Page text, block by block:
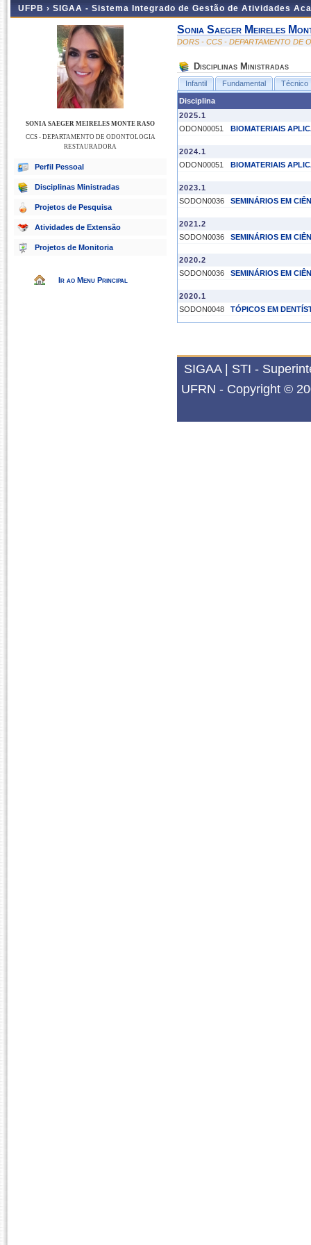
UFPB › SIGAA - Sistema Integrado de Gestão de Atividades
SONIA SAEGER MEIRELES MONTE RASO
CCS - DEPARTAMENTO DE ODONTOLOGIA
RESTAURADORA
Perfil Pessoal
Disciplinas Ministradas
Projetos de Pesquisa
Atividades de Extensão
Projetos de Monitoria
Ir ao Menu Principal
Sonia Saeger Meireles
DORS - CCS - DEPARTAMENTO DE
Disciplinas Ministradas
Infantil Fundamental Técnico
Disciplina
2025.1
ODON00051
BIOMATERIAIS
2024.1
ODON00051
BIOMATERIAIS
2023.1
SODON0036
SEMINÁRIOS EM
2021.2
SODON0036
SEMINÁRIOS EM
2020.2
SODON0036
SEMINÁRIOS EM
2020.1
SODON0048
TÓPICOS EM
SIGAA | STI -
UFRN - Copyright ©